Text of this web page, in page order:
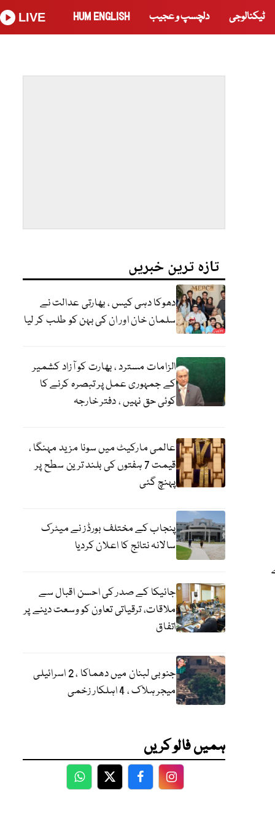
ٹیکنالوجی دلچسپ و عجیب HUM ENGLISH
LIVE
تازہ ترین خبریں
دھوکا دہی کیس ، بھارتی عدالت نے
سلمان خان اور ان کی بہن کو طلب کر لیا
الزامات مسترد ، بھارت کو آزاد کشمیر
کے جمہوری عمل پر تبصرہ کرنے کا
کوئی حق نہیں ، دفتر خارجہ
عالمی مارکیٹ میں سونا مزید مہنگا ،
قیمت 7 ہفتوں کی بلند ترین سطح پر
پہنچ گئی
پنجاب کے مختلف بورڈز نے میٹرک
سالانہ نتائج کا اعلان کردیا
جائیکا کے صدر کی احسن اقبال سے
ملاقات، ترقیاتی تعاون کو وسعت دینے پر
اتفاق
جنوبی لبنان میں دھماکا ، 2 اسرائیلی
میجر ہلاک ، 4 اہلکار زخمی
ہمیں فالو کریں
WhatsApp
TwitterFacebookFacebook